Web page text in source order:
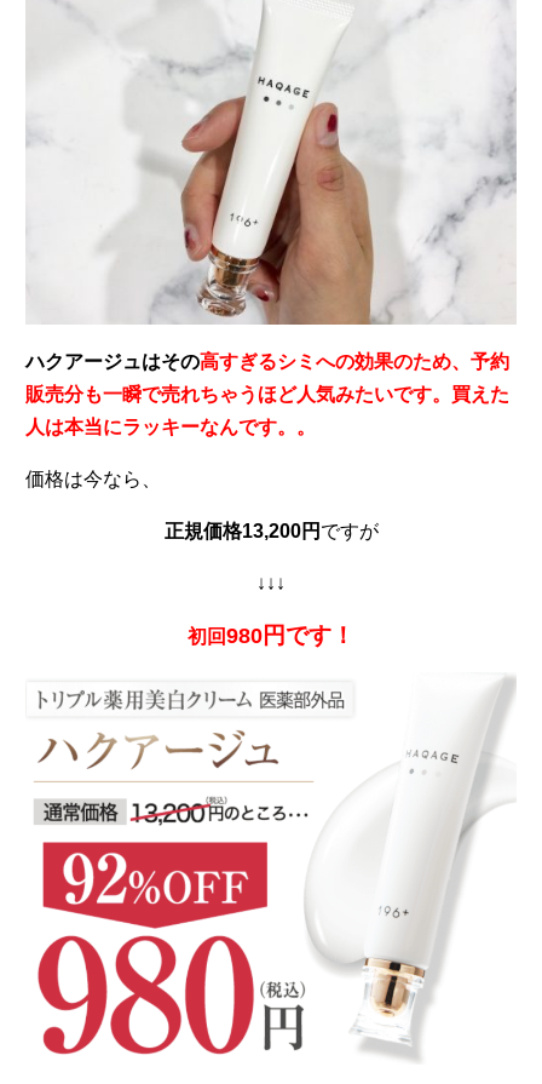
ハクアージュはその高すぎるシミへの効果のため、予約
販売分も一瞬で売れちゃうほど人気みたいです。買えた
人は本当にラッキーなんです。。
価格は今なら、
正規価格13,200円 ですが
↓↓↓
初回980 円です！